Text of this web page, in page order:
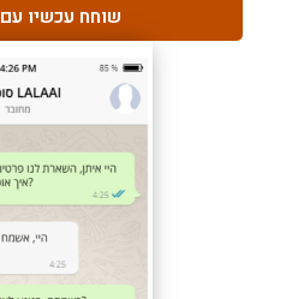
שוחח עכשיו עם LALAAI